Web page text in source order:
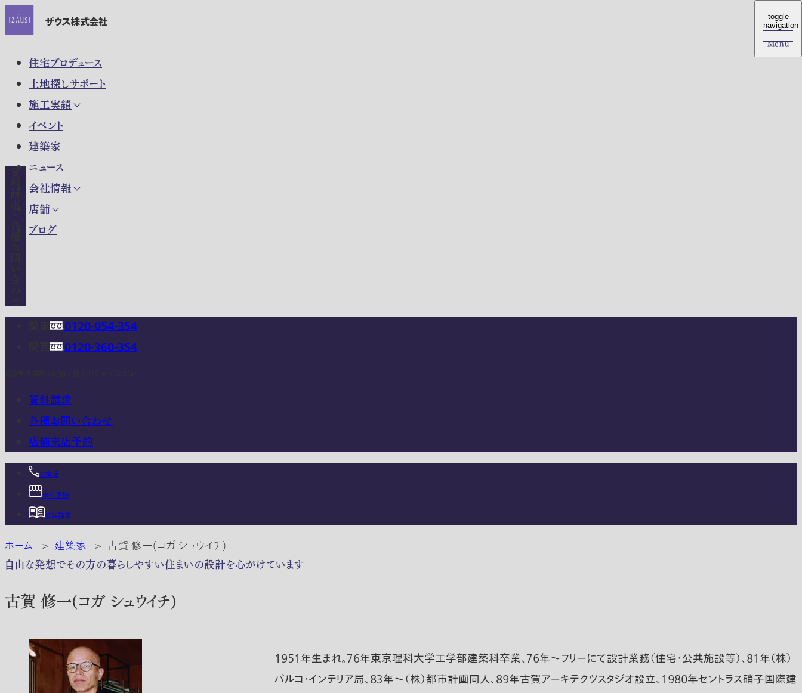
住宅プロデュース
土地探しサポート
施工実績
イベント
建築家
ニュース
会社情報
店舗
ブログ
toggle
navigation
Menu
toggle
navigation
Menu
0120-054-354
0120-360-354
資料請求
各種お問い合わせ
店舗来店予約
お電話
来店予約
資料請求
ホーム > 建築家 > 古賀 修一(コガ シュウイチ)
自由な発想でその方の暮らしやすい住まいの設計を心がけています
古賀 修一(コガ シュウイチ)
１９５１年生まれ。７６年東京理科大学工学部建築科卒業、７６年〜フリーにて設計業務（住宅・公共施設等）、８１年（株）
パルコ・インテリア局、８３年〜（株）都市計画同人、８９年古賀アーキテクツスタジオ設立、１９８０年セントラス硝子国際建